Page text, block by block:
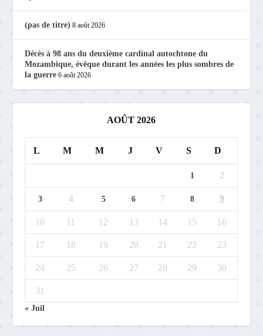
(pas de titre) 8 août 2026
Décès à 98 ans du deuxième cardinal autochtone du
Mozambique, évêque durant les années les plus sombres de
la guerre 6 août 2026
AOÛT 2026
L M M J V S D
1 2
3 4 5 6 7 8 9
10 11 12 13 14 15 16
17 18 19 20 21 22 23
24 25 26 27 28 29 30
31
« Juil